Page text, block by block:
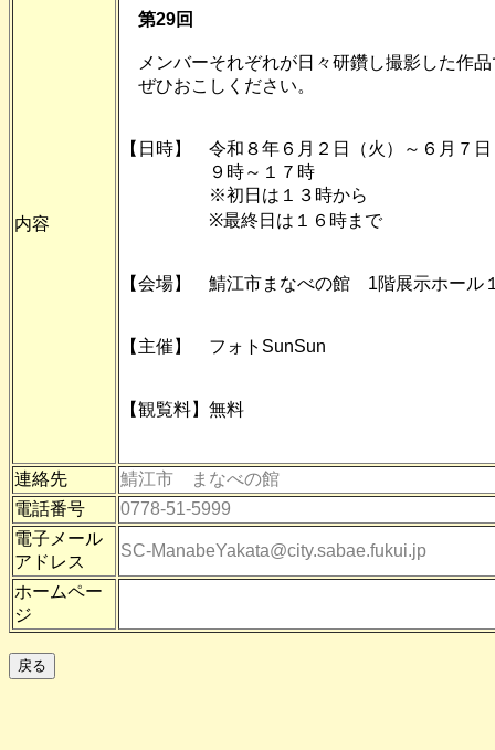
内容
第29回
メンバーそれぞれが日々研鑽し撮影した作品
ぜひおこしください。
【日時】 令和８年６月２日（火）～６月７
９時～１７時
※初日は１３時から
※最終日は１６時まで
【会場】 鯖江市まなべの館 1階展示ホール
【主催】 フォトSunSun
【観覧料】無料
連絡先
鯖江市 まなべの館
電話番号
0778-51-5999
電子メール
アドレス
SC-ManabeYakata@city.sabae.fukui.jp
ホームペー
ジ